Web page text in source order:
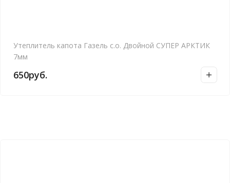
Утеплитель капота Газель с.о. Двойной СУПЕР АРКТИК
7мм
650руб.